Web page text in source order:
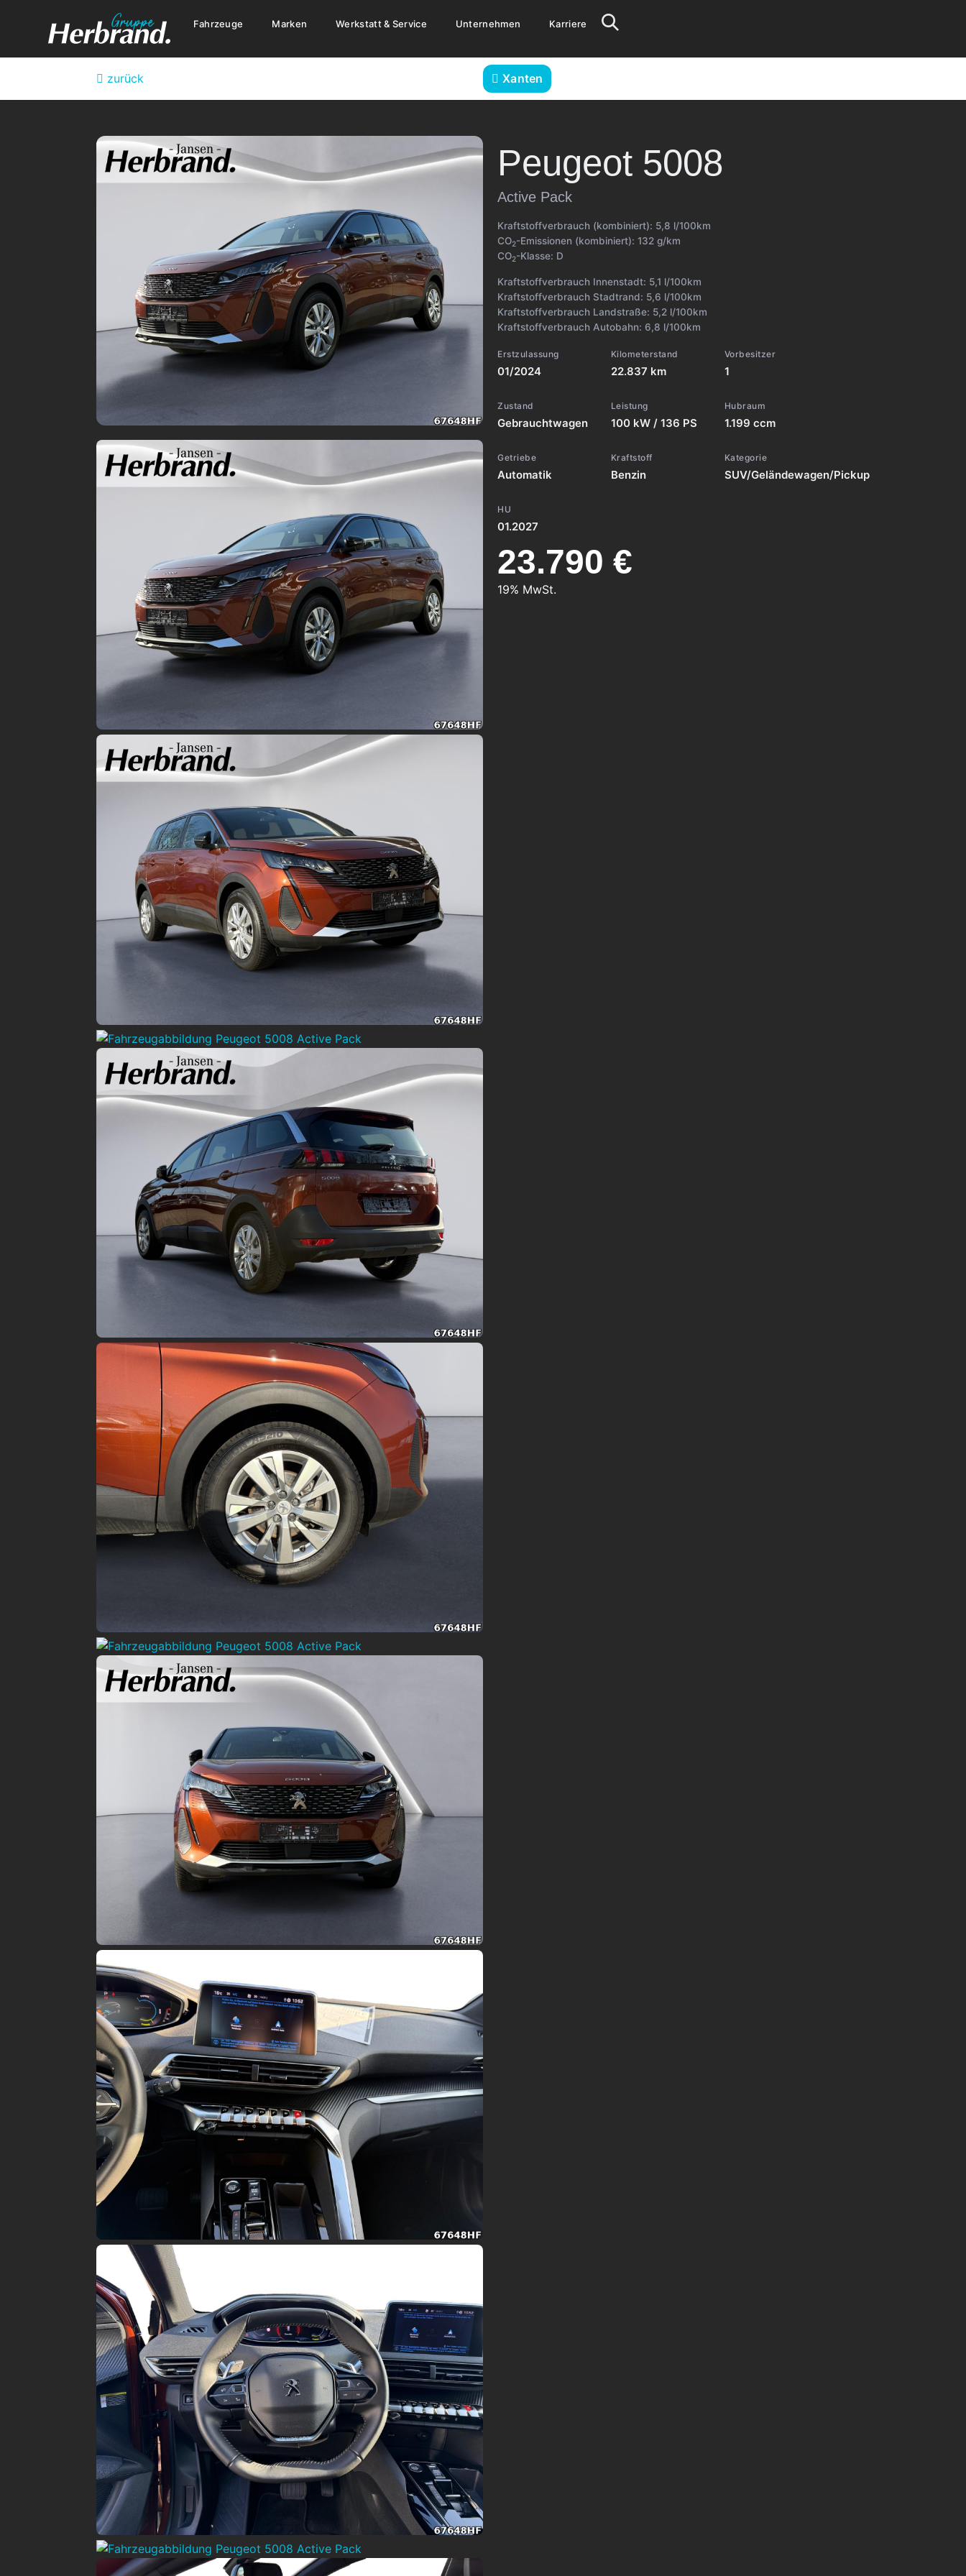
Fahrzeuge Marken Werkstatt & Service Unternehmen Karriere
zurück Xanten
Peugeot 5008
Active Pack
Kraftstoffverbrauch (kombiniert): 5,8 l/100km
CO2-Emissionen (kombiniert): 132 g/km
CO2-Klasse: D
Kraftstoffverbrauch Innenstadt: 5,1 l/100km
Kraftstoffverbrauch Stadtrand: 5,6 l/100km
Kraftstoffverbrauch Landstraße: 5,2 l/100km
Kraftstoffverbrauch Autobahn: 6,8 l/100km
Erstzulassung
01/2024
Kilometerstand
22.837 km
Vorbesitzer
1
Zustand
Gebrauchtwagen
Leistung
100 kW / 136 PS
Hubraum
1.199 ccm
Getriebe
Automatik
Kraftstoff
Benzin
Kategorie
SUV/Geländewagen/Pickup
HU
01.2027
23.790 €
19% MwSt.